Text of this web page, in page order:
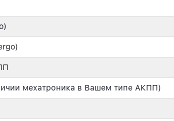
мехатроника в Вашем типе АКПП)